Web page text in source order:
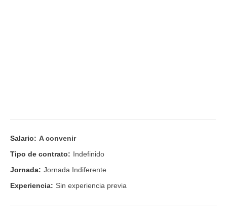
Salario: A convenir
Tipo de contrato: Indefinido
Jornada: Jornada Indiferente
Experiencia: Sin experiencia previa